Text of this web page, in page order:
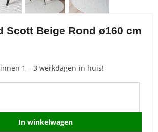
Scott Beige Rond ø160 cm
1 – 3 werkdagen in huis!
In winkelwagen